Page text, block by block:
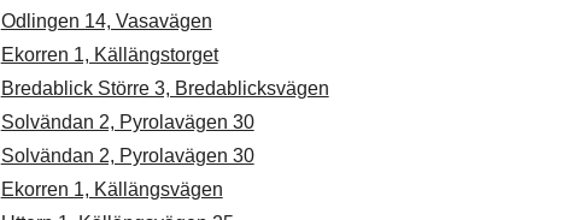
Odlingen 14, Vasavägen
Ekorren 1, Källängstorget
Bredablick Större 3, Bredablicksvägen
Solvändan 2, Pyrolavägen 30
Solvändan 2, Pyrolavägen 30
Ekorren 1, Källängsvägen